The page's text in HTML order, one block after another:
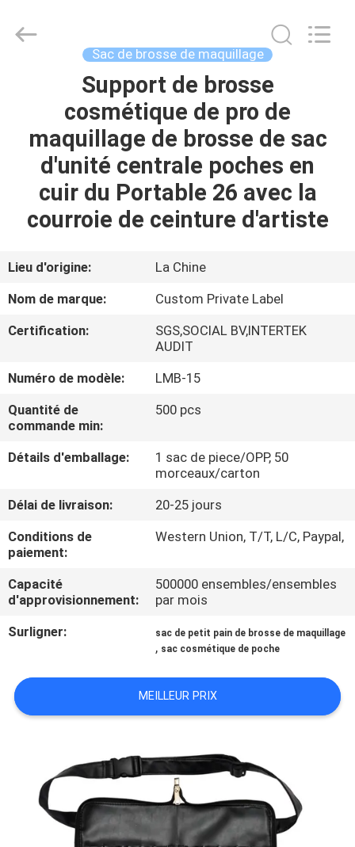
MAISON
PRODUITS
SUJET
NOUS
D'USINE
DE
QUALITÉ
PLAN
DU
SITE
PRIVACY
POLICY
Chanmy
Cosmetics
Sac de brosse de maquillage
Support de brosse
cosmétique de pro de
maquillage de brosse de sac
d'unité centrale poches en
cuir du Portable 26 avec la
courroie de ceinture d'artiste
Lieu d'origine:
La Chine
Nom de marque:
Custom Private Label
Certification:
SGS,SOCIAL BV,INTERTEK
AUDIT
Numéro de modèle:
LMB-15
Quantité de
commande min:
500 pcs
Détails d'emballage:
1 sac de piece/OPP, 50
morceaux/carton
Délai de livraison:
20-25 jours
Conditions de
paiement:
Western Union, T/T, L/C, Paypal,
Capacité
d'approvisionnement:
500000 ensembles/ensembles
par mois
Surligner:
sac de petit pain de brosse de maquillage
, sac cosmétique de poche
MEILLEUR PRIX